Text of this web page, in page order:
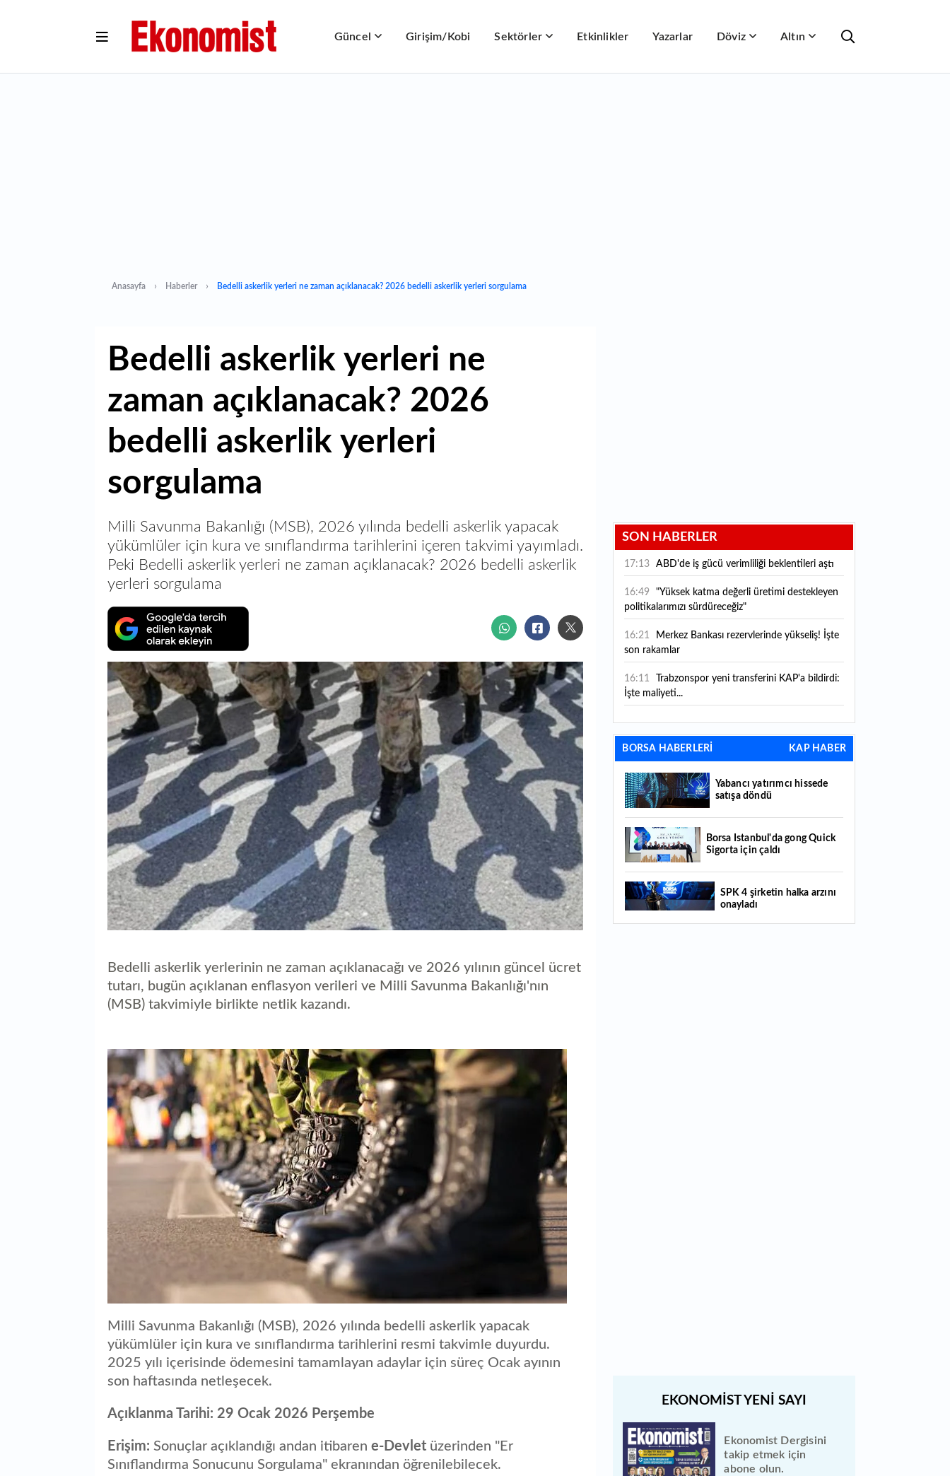
Güncel Girişim/Kobi Sektörler Etkinlikler Yazarlar Döviz Altın
Anasayfa Haberler Bedelli askerlik yerleri ne zaman açıklanacak? 2026 bedelli askerlik yerleri sorgulama
Bedelli askerlik yerleri ne
zaman açıklanacak? 2026
bedelli askerlik yerleri
sorgulama
Milli Savunma Bakanlığı (MSB), 2026 yılında bedelli askerlik yapacak
yükümlüler için kura ve sınıflandırma tarihlerini içeren takvimi yayımladı.
Peki Bedelli askerlik yerleri ne zaman açıklanacak? 2026 bedelli askerlik
yerleri sorgulama
Bedelli askerlik yerlerinin ne zaman açıklanacağı ve 2026 yılının güncel ücret
tutarı, bugün açıklanan enflasyon verileri ve Milli Savunma Bakanlığı'nın
(MSB) takvimiyle birlikte netlik kazandı.
Milli Savunma Bakanlığı (MSB), 2026 yılında bedelli askerlik yapacak
yükümlüler için kura ve sınıflandırma tarihlerini resmi takvimle duyurdu.
2025 yılı içerisinde ödemesini tamamlayan adaylar için süreç Ocak ayının
son haftasında netleşecek.
Açıklanma Tarihi: 29 Ocak 2026 Perşembe
Erişim: Sonuçlar açıklandığı andan itibaren e-Devlet üzerinden "Er
Sınıflandırma Sonucunu Sorgulama" ekranından öğrenilebilecek.
SON HABERLER
17:13 ABD'de iş gücü verimliliği beklentileri aştı
16:49
"Yüksek katma değerli üretimi destekleyen
politikalarımızı sürdüreceğiz"
16:21
son rakamlar
16:11
İşte maliyeti...
16:09 TMO 2026-2027 fındık alım fiyatlarını
açıkladı!
geriledi
15:07 Yabancı yatırımcı hissede satışa döndü
14:39
liraya geriledi
14:29 Türkiye'de her 4 kişiden 3'ü internet
bankacılığı kullanıyor
14:26 Türkiye'nin 2026 dijital karnesi: En çok
BORSA HABERLERİ KAP HABER
Yabancı yatırımcı hissede
satışa döndü
Borsa İstanbul'da gong Quick
Sigorta için çaldı
SPK 4 şirketin halka arzını
onayladı
Ekonomist Dergisini
takip etmek için
abone olun.